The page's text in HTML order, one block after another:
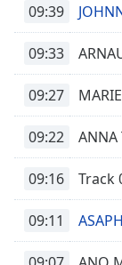
09:39
09:33
09:27
09:22 ANNA
09:16 Track
09:11